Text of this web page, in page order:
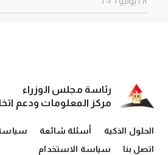
رئاسة مجلس الوزراء
مركز المعلومات ودعم
الحلول الذكية أسئلة شائعة
اتصل بنا
سياسة الاستخدام